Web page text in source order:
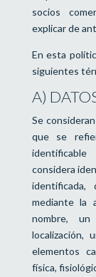
socios
explicar de
En esta
siguientes
A)
Se
que se
considera
mediante la
nombre,
localización,
elementos
física,